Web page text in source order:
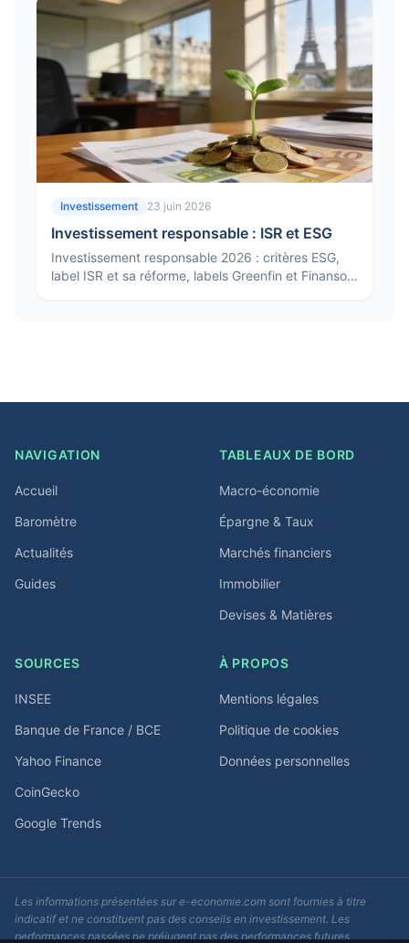
Investissement 23 juin 2026
Investissement responsable : ISR et ESG
Investissement responsable 2026 : critères ESG,
label ISR et sa réforme, labels Greenfin et Finansol,
NAVIGATION
Accueil
Baromètre
Actualités
Guides
TABLEAUX DE BORD
Macro-économie
Épargne & Taux
Marchés financiers
Immobilier
Devises & Matières
SOURCES
INSEE
Banque de France / BCE
Yahoo Finance
CoinGecko
Google Trends
À PROPOS
Mentions légales
Politique de cookies
Données personnelles
Les informations présentées sur e-economie.com sont fournies à titre
indicatif et ne constituent pas des conseils en investissement. Les
performances passées ne préjugent pas des performances futures.